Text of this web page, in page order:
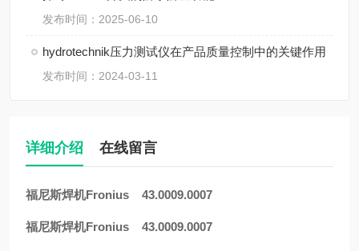
发布时间：2025-06-10
hydrotechnik压力测试仪在产品质量控制中的关键作用
发布时间：2024-03-11
详细介绍 在线留言
福尼斯焊机Fronius 43.0009.0007
福尼斯焊机Fronius 43.0009.0007